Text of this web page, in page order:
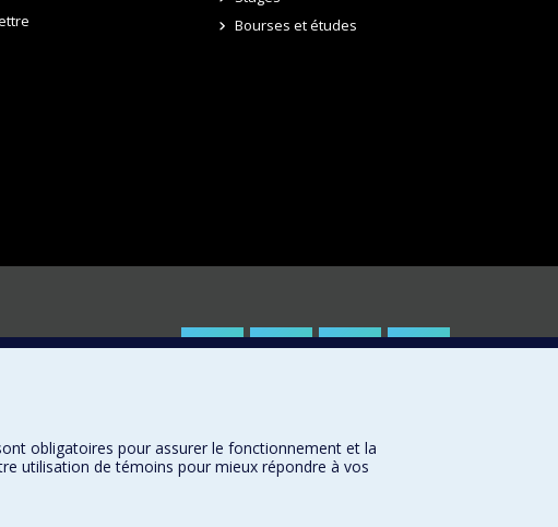
Bourses et études
obligatoires pour assurer le fonctionnement et la
utilisation de témoins pour mieux répondre à vos